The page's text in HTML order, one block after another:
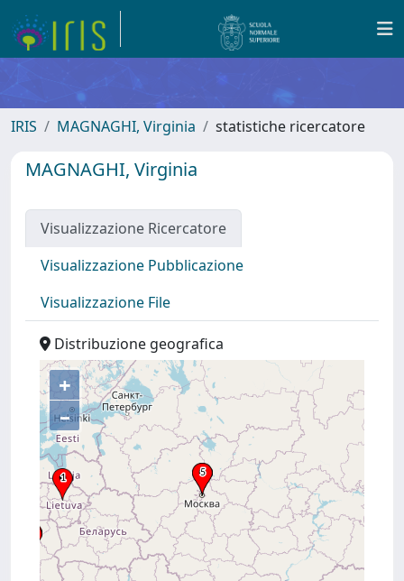
IRIS MAGNAGHI, Virginia statistiche ricercatore
MAGNAGHI, Virginia
Visualizzazione Ricercatore
Visualizzazione Pubblicazione
Visualizzazione File
Distribuzione geografica
+
–